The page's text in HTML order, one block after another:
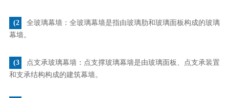
(2
全玻璃幕墙：全玻璃幕墙是指由玻璃肋和玻璃面板构成的玻璃
幕墙。
(3
点支承玻璃幕墙：点支撑玻璃幕墙是由玻璃面板、点支承装置
和支承结构构成的建筑幕墙。